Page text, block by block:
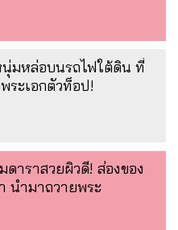
มหล่อบนรถไฟใต้ดิน ที่
พระเอกตัวท็อป!
ดาราสวยผิวดี! ส่องของ
นำมาถวายพระ